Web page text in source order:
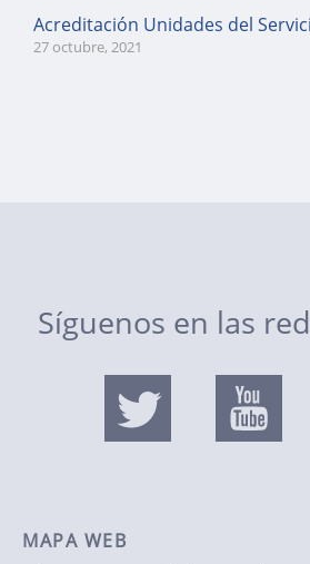
Acreditación Unidades del
27 octubre, 2021
Síguenos en las
MAPA WEB